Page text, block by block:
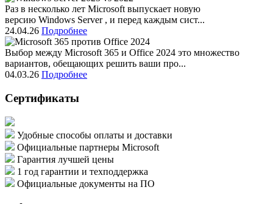
Раз в несколько лет Microsoft выпускает новую
версию Windows Server , и перед каждым сист...
24.04.26 Подробнее
Выбор между Microsoft 365 и Office 2024 это множество
вариантов, обещающих решить ваши про...
04.03.26 Подробнее
Сертификаты
Удобные способы оплаты и доставки
Официальные партнеры Microsoft
Гарантия лучшей цены
1 год гарантии и техподдержка
Официальные документы на ПО